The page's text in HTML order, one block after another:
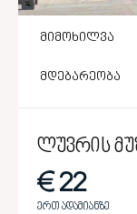
მიმოხილვა
მდებარეობა
ლუვრის
€ 22
ერთ ადამიანზე